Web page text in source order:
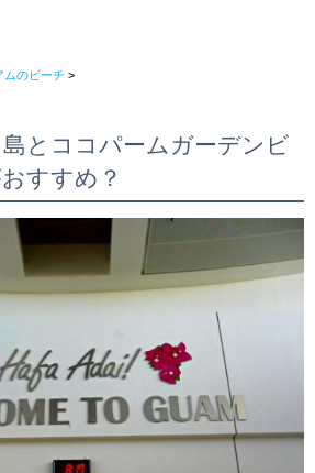
ムのビーチ >
とココパームガーデンビ
すすめ？